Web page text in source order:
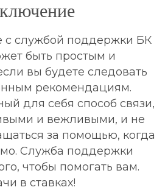
с службой поддержки БК
быть простым и
вы будете следовать
рекомендациям.
для себя способ связи,
и вежливыми, и не
за помощью, когда
Служба поддержки
чтобы помогать вам.
в ставках!